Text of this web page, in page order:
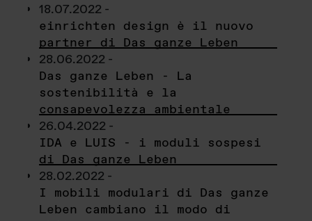
18.07.2022 -
einrichten design è il nuovo
partner di Das ganze Leben
28.06.2022 -
Das ganze Leben - La
sostenibilità e la
consapevolezza ambientale
26.04.2022 -
IDA e LUIS - i moduli sospesi
di Das ganze Leben
28.02.2022 -
I mobili modulari di Das ganze
Leben cambiano il modo di